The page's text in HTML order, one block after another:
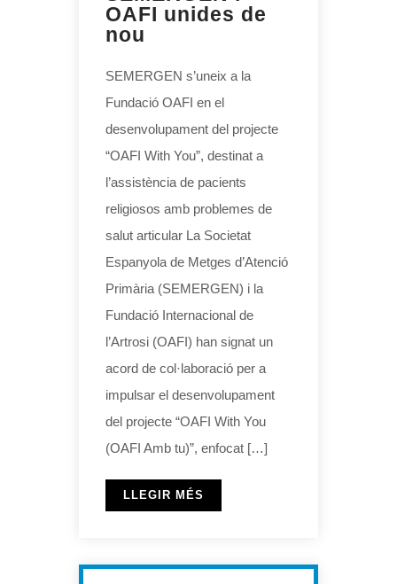
OAFI unides de
nou
SEMERGEN s’uneix a la
Fundació OAFI en el
desenvolupament del projecte
“OAFI With You”, destinat a
l’assistència de pacients
religiosos amb problemes de
salut articular La Societat
Espanyola de Metges d’Atenció
Primària (SEMERGEN) i la
Fundació Internacional de
l’Artrosi (OAFI) han signat un
acord de col·laboració per a
impulsar el desenvolupament
del projecte “OAFI With You
(OAFI Amb tu)”, enfocat […]
LLEGIR MÉS